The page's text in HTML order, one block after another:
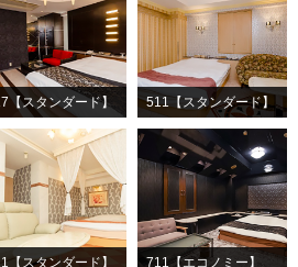
【スタンダード】 511【スタンダード】
【スタンダード】 711【エコノミー】